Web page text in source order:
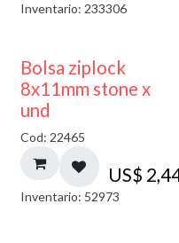
Inventario: 233306
¡NUEVO!
Bolsa ziplock
8x11mm stone x
und
Cod: 22465
US$
Inventario: 52973